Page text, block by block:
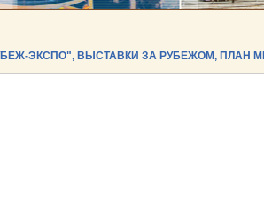
ЭКСПО", ВЫСТАВКИ ЗА РУБЕЖОМ, ПЛАН